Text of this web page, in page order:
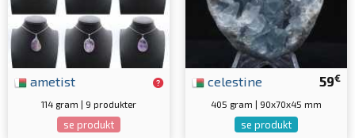
ametist
114 gram | 9 produkter
se produkt
59€
celestine
405 gram | 90x70x45 mm
se produkt